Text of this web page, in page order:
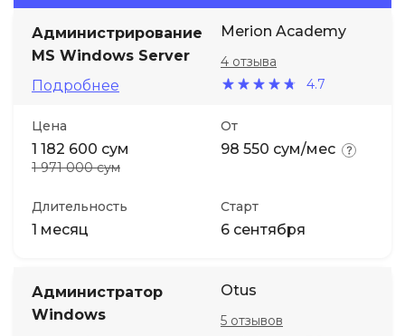
Администрирование
MS Windows Server
Подробнее
Merion Academy
4.7
4 отзыва
Цена
1 182 600 сум
1 971 000 сум
От
98 550 сум/мес
Длительность
1 месяц
Старт
6 сентября
Администратор
Windows
Otus
5 отзывов
ДПО
Детям